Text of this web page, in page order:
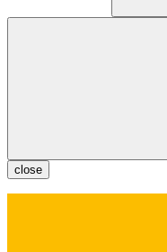
close